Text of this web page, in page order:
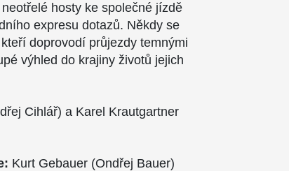
hosty ke společné jízdě
expresu dotazů. Někdy se
doprovodí průjezdy temnými
výhled do krajiny životů jejich
Cihlář) a Karel Krautgartner
Kurt Gebauer (Ondřej Bauer)